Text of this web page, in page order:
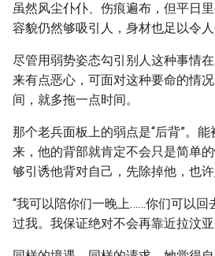
虽然风尘仆仆、伤痕遍布，但平日
容貌仍然够吸引人，身材也足以令人
尽管用弱势姿态勾引别人这种事情
来有点恶心，可面对这种要命的情
间，就多拖一点时间。
那个老兵面板上的弱点是“后背”。
来，他的背部就肯定不会只是简单
够引诱他背对自己，先除掉他，也许
“我可以陪你们一晚上……你们可以回
过我。我保证绝对不会再靠近拉汶